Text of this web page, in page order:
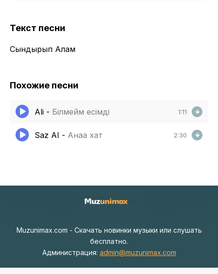
Текст песни
Сындырып Алам
Похожие песни
Ali - Білмейм есімді 1:11
Saz AI - Анаға хат 2:30
Muzunimax.com - Скачать новинки музыки или слушать
бесплатно.
Администрация: admin@muzunimax.com